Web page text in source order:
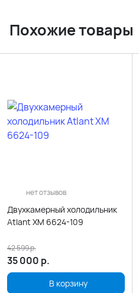
Похожие товары
нет отзывов
Двухкамерный холодильник
Atlant ХМ 6624-109
35 000 р.
42 599р.
В корзину